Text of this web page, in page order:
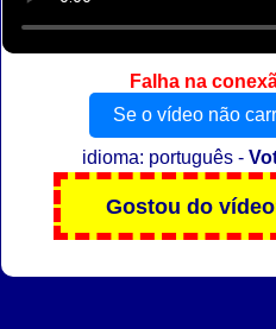
Falha na
Se o vídeo não
idioma: português -